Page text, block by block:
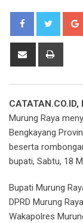
Share
Murung Raya
Bengkayang
beserta
bupati, Sabtu, 18
Bupati Murung
DPRD Murung
Wakapolres